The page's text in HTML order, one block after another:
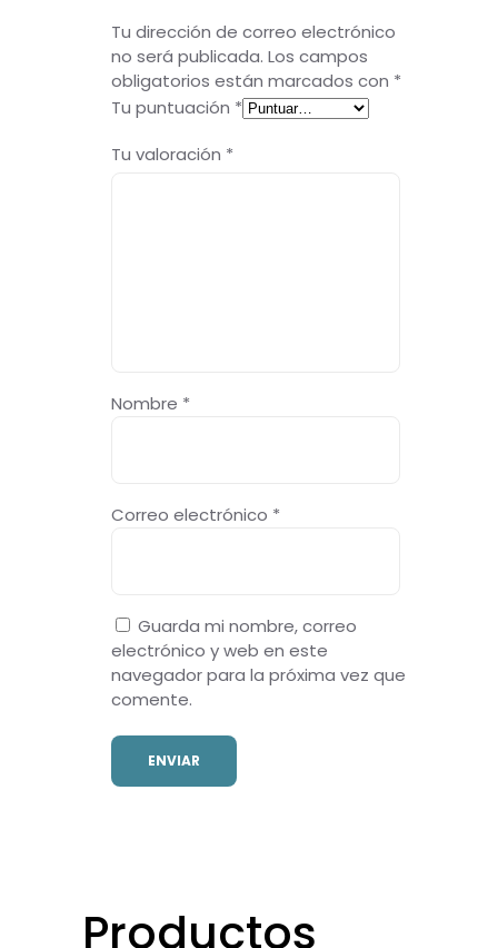
Tu dirección de correo electrónico
no será publicada. Los campos
obligatorios están marcados con *
Tu puntuación *
Tu valoración *
Nombre *
Correo electrónico *
Guarda mi nombre, correo
electrónico y web en este
navegador para la próxima vez que
comente.
Productos